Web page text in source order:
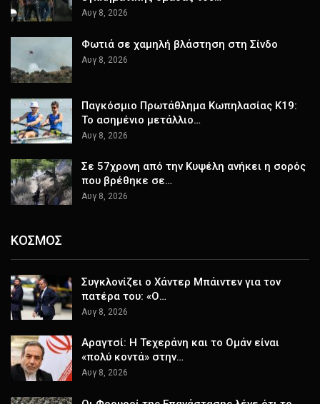
Αυγ 8, 2026
Φωτιά σε χαμηλή βλάστηση στη Σίνδο
Αυγ 8, 2026
Παγκόσμιο Πρωτάθλημα Κωπηλασίας Κ19:
Το ασημένιο μετάλλιο…
Αυγ 8, 2026
Σε 57χρονη από την Κυψέλη ανήκει η σορός
που βρέθηκε σε…
Αυγ 8, 2026
ΚΟΣΜΟΣ
Συγκλονίζει ο Χάντερ Μπάιντεν για τον
πατέρα του: «Ο…
Αυγ 8, 2026
Αραγτσί: Η Τεχεράνη και το Ομάν είναι
«πολύ κοντά» στην…
Αυγ 8, 2026